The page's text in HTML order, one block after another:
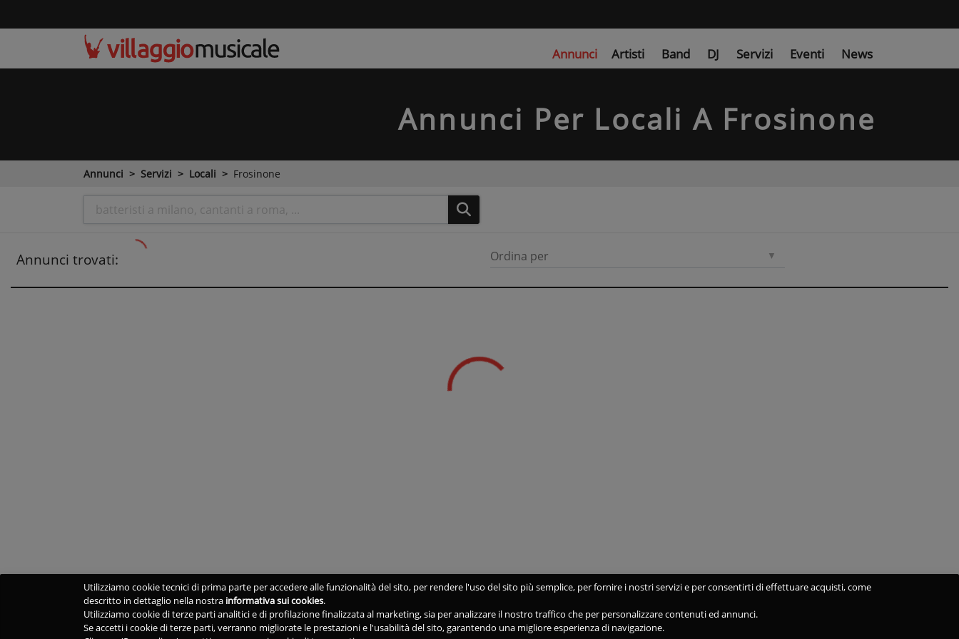
Annunci Artisti Band DJ Servizi Eventi News
Annunci Per Locali A Frosinone
Annunci Servizi Locali Frosinone
Annunci trovati: Ordina per
Utilizziamo cookie tecnici di prima parte per accedere alle funzionalità del sito, per rendere l'uso del sito più semplice, per fornire i nostri servizi e per consentirti di effettuare acquisti, come
descritto in dettaglio nella nostra informativa sui cookies.
Utilizziamo cookie di terze parti analitici e di profilazione finalizzata al marketing, sia per analizzare il nostro traffico che per personalizzare contenuti ed annunci.
Se accetti i cookie di terze parti, verranno migliorate le prestazioni e l'usabilità del sito, garantendo una migliore esperienza di navigazione.